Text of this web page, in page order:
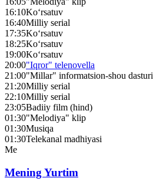
16:10Ko‘rsatuv
16:40Milliy serial
17:35Ko‘rsatuv
18:25Ko‘rsatuv
19:00Ko‘rsatuv
20:00"Iqror" telenovella
21:00"Millar" informatsion-shou dasturi
21:20Milliy serial
22:10Milliy serial
23:05Badiiy film (hind)
01:30"Melodiya" klip
01:30Musiqa
01:30Telekanal madhiyasi
Me
Mening Yurtim